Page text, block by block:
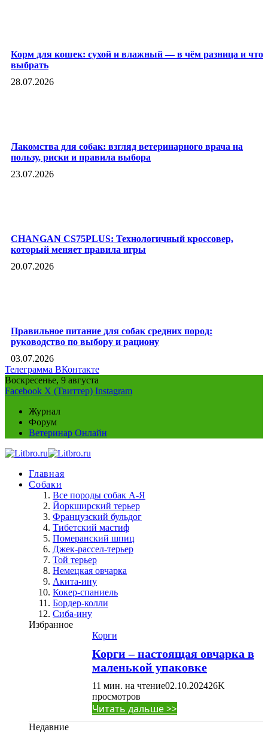
Корм для кошек: сухой и влажный — в чём разница и что
выбрать
28.07.2026
Лакомства для собак: взгляд ветеринарного врача на
пользу, риски и правила выбора
23.07.2026
CHANGAN CS75PLUS: Технологичный кроссовер,
который меняет правила игры
20.07.2026
Правильное питание для собак средних пород:
руководство по выбору и рациону
03.07.2026
Телеграмма ВКонтакте
Воскресенье, 9 августа
Facebook X (Твиттер) Instagram
Журнал
Форум
Ветеринар Онлайн
Главная
Собаки
Все породы собак А-Я
Йоркширский терьер
Французский бульдог
Тибетский мастиф
Померанский шпиц
Джек-рассел-терьер
Той терьер
Немецкая овчарка
Акита-ину
Кокер-спаниель
Бордер-колли
Сиба-ину
Избранное
Корги
Корги – настоящая овчарка в
маленькой упаковке
11 мин. на чтение02.10.202426K
просмотров
Читать дальше >>
Недавние